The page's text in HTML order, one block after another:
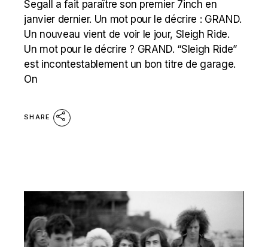
Segall a fait paraître son premier 7inch en
janvier dernier. Un mot pour le décrire : GRAND.
Un nouveau vient de voir le jour, Sleigh Ride.
Un mot pour le décrire ? GRAND. “Sleigh Ride”
est incontestablement un bon titre de garage.
On
SHARE